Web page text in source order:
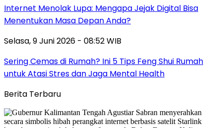
Internet Menolak Lupa: Mengapa Jejak Digital Bisa
Menentukan Masa Depan Anda?
Selasa, 9 Juni 2026 - 08:52 WIB
Sering Cemas di Rumah? Ini 5 Tips Feng Shui Rumah
untuk Atasi Stres dan Jaga Mental Health
Berita Terbaru